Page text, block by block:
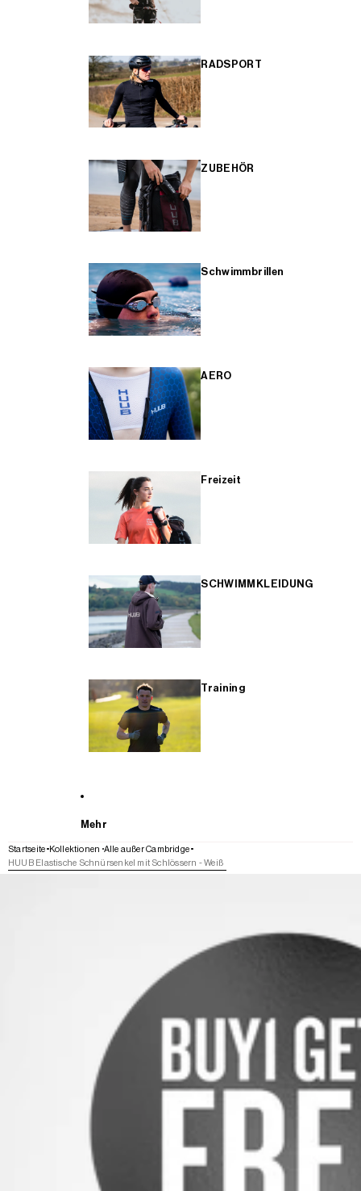
RADSPORT
ZUBEHÖR
Schwimmbrillen
AERO
Freizeit
SCHWIMMKLEIDUNG
Training
Mehr
Startseite Kollektionen Alle außer Cambridge
HUUB Elastische Schnürsenkel mit Schlössern - Weiß
WEITER ZU DEN PRODUKTINFORMATIONEN